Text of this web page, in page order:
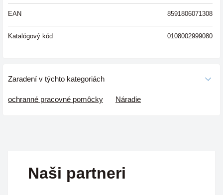
EAN 8591806071308
Katalógový kód 0108002999080
Zaradení v týchto kategoriách
ochranné pracovné pomôcky Náradie
Naši partneri